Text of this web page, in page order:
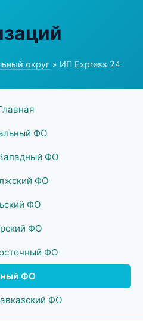
округ » ИП Express 24
ФО
ФО
ФО
ФО
ФО
ФО
ФО
ФО